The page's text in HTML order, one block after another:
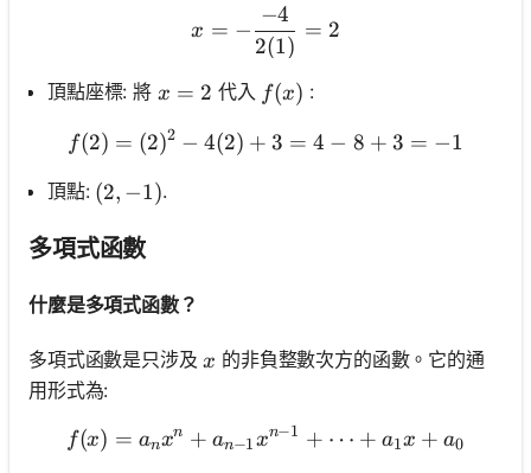
x=-\frac{-4}{2(1)}=2
x = −
2(1)
−4
= 2
頂點座標: 將 x=2
x = 2 代入 f(x)
f(x) :
f(2)=(2)^2-4(2)+3=4-
f(2) = (2)2 − 4(2) + 3 = 4 − 8 + 3 = −1
頂點: (2,-1)
(2, −1).
多項式函數
什麼是多項式函數？
多項式函數是只涉及 x
x 的非負整數次方的函數。它的通
用形式為:
f(x)=a_n x^n+a_{n-1}
f(x) = anxn + an−1xn−1 + ⋯ + a1x + a0